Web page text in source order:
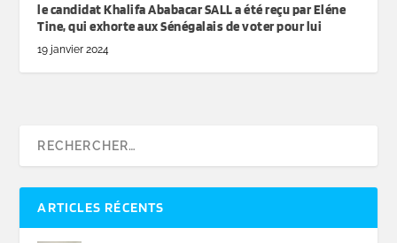
le candidat Khalifa Ababacar SALL a été reçu par Eléne
Tine, qui exhorte aux Sénégalais de voter pour lui
19 janvier 2024
ARTICLES RÉCENTS